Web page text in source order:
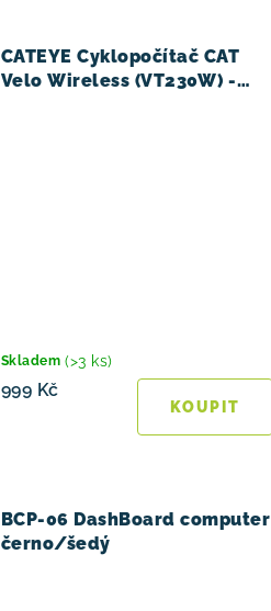
CATEYE Cyklopočítač CAT
Velo Wireless (VT230W) -
Skladem (>3 ks)
999 Kč
BCP-06 DashBoard computer
černo/šedý